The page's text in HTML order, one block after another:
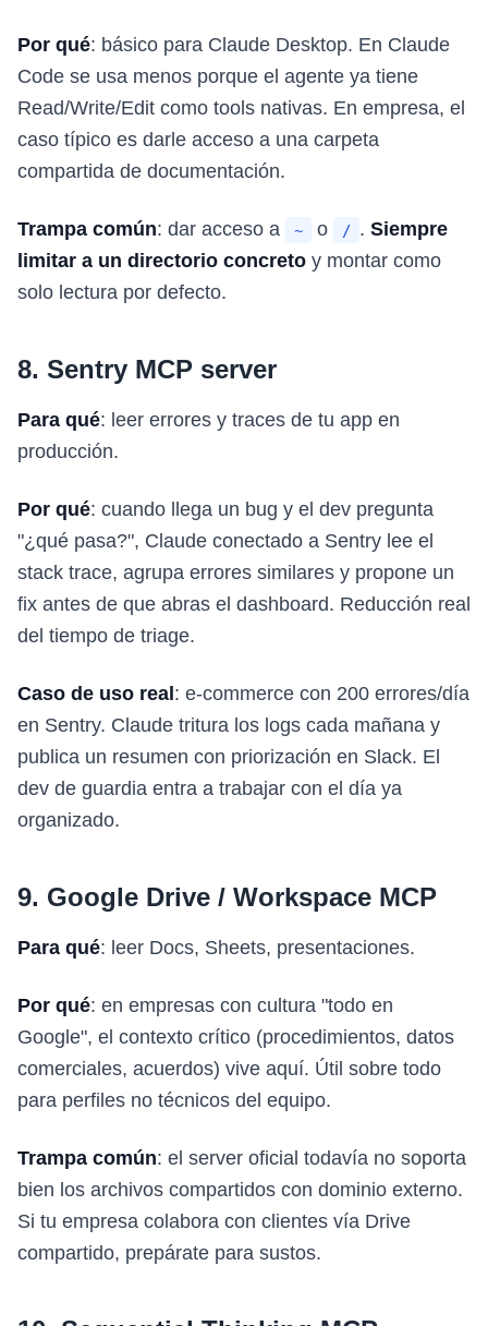
Por qué: básico para Claude Desktop. En Claude
Code se usa menos porque el agente ya tiene
Read/Write/Edit como tools nativas. En empresa, el
caso típico es darle acceso a una carpeta
compartida de documentación.
Trampa común: dar acceso a ~ o / . Siempre
limitar a un directorio concreto y montar como
solo lectura por defecto.
8. Sentry MCP server
Para qué: leer errores y traces de tu app en
producción.
Por qué: cuando llega un bug y el dev pregunta
"¿qué pasa?", Claude conectado a Sentry lee el
stack trace, agrupa errores similares y propone un
fix antes de que abras el dashboard. Reducción real
del tiempo de triage.
Caso de uso real : e-commerce con 200 errores/día
en Sentry. Claude tritura los logs cada mañana y
publica un resumen con priorización en Slack. El
dev de guardia entra a trabajar con el día ya
organizado.
9. Google Drive / Workspace MCP
Para qué: leer Docs, Sheets, presentaciones.
Por qué: en empresas con cultura "todo en
Google", el contexto crítico (procedimientos, datos
comerciales, acuerdos) vive aquí. Útil sobre todo
para perfiles no técnicos del equipo.
Trampa común: el server oficial todavía no soporta
bien los archivos compartidos con dominio externo.
Si tu empresa colabora con clientes vía Drive
compartido, prepárate para sustos.